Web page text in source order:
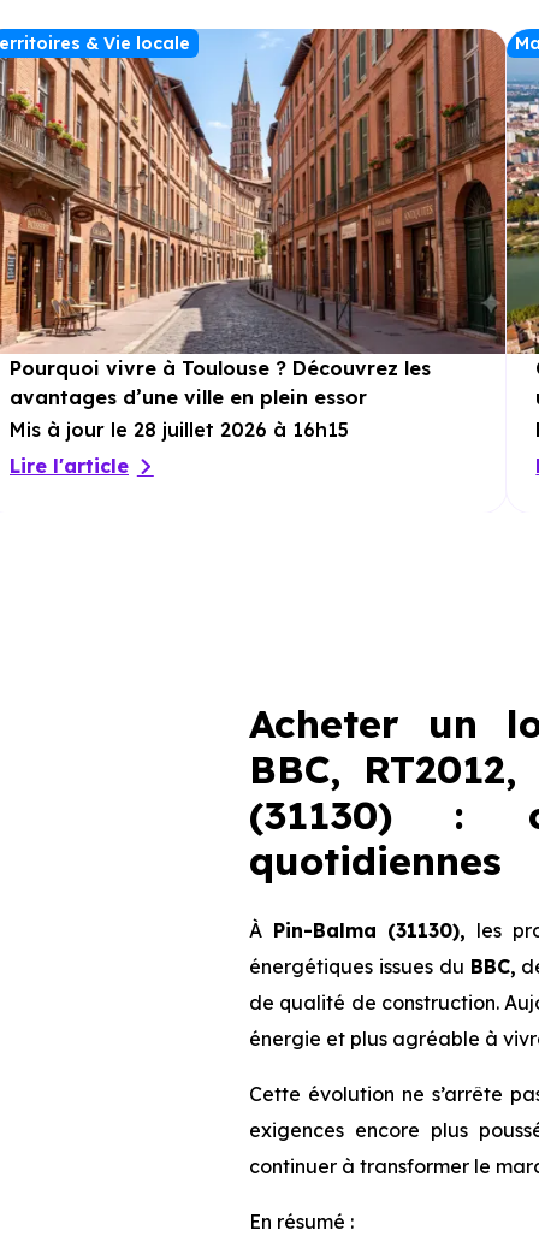
optimal en toute saison. À l’extérieur, le
jardin privatifdevient une véritable
extension de votre salon dès l’arrivée des
beaux jours. Barbecues, instants en famille
ou moments de relaxation… tout est
possible. Chaque villa dispose également
d’un garage, ajoutant sécurité et praticité à
ce cadre de vie privilégié.
& Vie locale
Pourquoi vivre à Toulouse ? Découvrez les
avantages d’une ville en plein essor
Mis à jour le 28 juillet 2026 à 16h15
Lire l'article
Acheter un
BBC,
(31130) :
quotidiennes
À Pin-Balma (31130), les
énergétiques issues du BBC,
de qualité de construction.
énergie et plus agréable à
Cette évolution ne s’arrête
exigences encore plus
continuer à transformer le
En résumé :